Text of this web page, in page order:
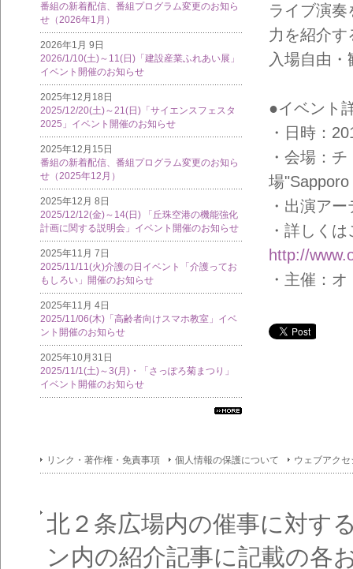
番組の新着配信、番組プログラム変更のお知ら
せ（2026年1月）
2026年1月 9日
2026/1/10(土)～11(日)「建設産業ふれあい展」
イベント開催のお知らせ
2025年12月18日
2025/12/20(土)～21(日)「サイエンスフェスタ
2025」イベント開催のお知らせ
2025年12月15日
番組の新着配信、番組プログラム変更のお知ら
せ（2025年12月）
2025年12月 8日
2025/12/12(金)～14(日) 「丘珠空港の機能強化
計画に関する説明会」イベント開催のお知らせ
2025年11月 7日
2025/11/11(火)介護の日イベント「介護ってお
もしろい」開催のお知らせ
2025年11月 4日
2025/11/06(木)「高齢者向けスマホ教室」イベ
ント開催のお知らせ
2025年10月31日
2025/11/1(土)～3(月)・「さっぽろ菊まつり」
イベント開催のお知らせ
フォ
メー
覧
ライブ演
力を紹介す
入場自由
●イベント
・日時：
・会場：
場
・出演ア
・詳しく
http://
・主催：
リンク・著作権・免責事項 個人情報の保護について ウェブアク
北２条広場内の催事に対す
ン内の紹介記事に記載の各